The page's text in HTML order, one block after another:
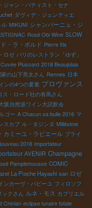
ジャン・バティスト・セナ
ダヴィデ・ジェンティエ
ル MIKUNI シャンパーニュ・ジ
Rosé Obi Wine SLOW
・ラ・ボルド Pierre fils
ロゼ パリのレストラン「ゆず」
Cuvée Plussard 2018 Beaujolais
の山下亮太さん Rennes 日本
ンの4つの要素 プロヴァンス
ス・ロード社の有馬さん
阪自然派ワイン大試飲会
ゴー A Chacun sa bulle 2016 マ
スカブ ル・タジンヌ Millésime
カミーユ・ラピエール ブライ
2018 Importateur
AVENIR Champagne
Pamplemousse COMIC
La Pioche Hayashi san ロゼ
ンカーヴ・パピーユ フィロソフ
ックさん ルネ・モス カプリエル
Chinian eclipse lunaire totale